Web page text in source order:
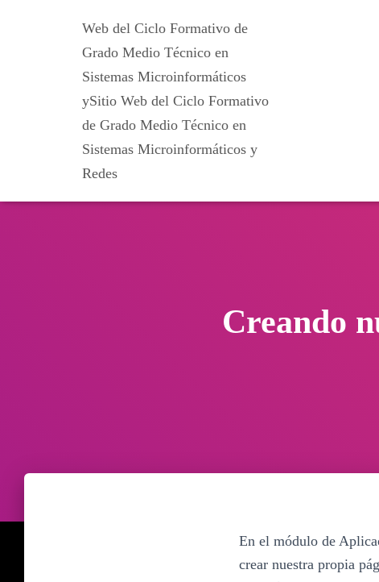
Web del Ciclo Formativo de
Grado Medio Técnico en
Sistemas Microinformáticos
ySitio Web del Ciclo Formativo
de Grado Medio Técnico en
Sistemas Microinformáticos y
Redes
Creando
En el módulo de
crear nuestra propia